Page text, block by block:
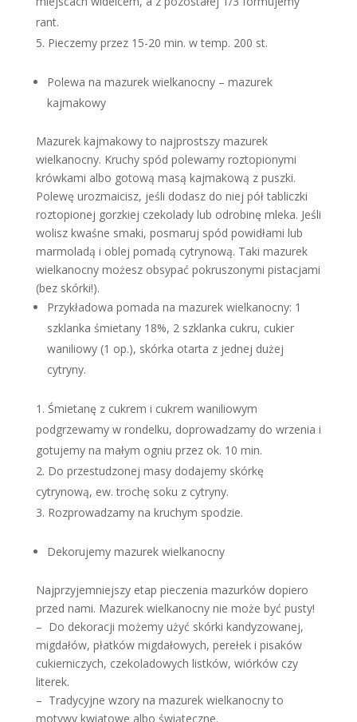
rant.
Pieczemy przez 15-20 min. w temp. 200 st.
Polewa na mazurek wielkanocny – mazurek
kajmakowy
Mazurek kajmakowy to najprostszy mazurek
wielkanocny. Kruchy spód polewamy roztopionymi
krówkami albo gotową masą kajmakową z puszki.
Polewę urozmaicisz, jeśli dodasz do niej pół tabliczki
roztopionej gorzkiej czekolady lub odrobinę mleka. Jeśli
wolisz kwaśne smaki, posmaruj spód powidłami lub
marmoladą i oblej pomadą cytrynową. Taki mazurek
wielkanocny możesz obsypać pokruszonymi pistacjami
(bez skórki!).
Przykładowa pomada na mazurek wielkanocny: 1
szklanka śmietany 18%, 2 szklanka cukru, cukier
waniliowy (1 op.), skórka otarta z jednej dużej
cytryny.
Śmietanę z cukrem i cukrem waniliowym
podgrzewamy w rondelku, doprowadzamy do wrzenia i
gotujemy na małym ogniu przez ok. 10 min.
Do przestudzonej masy dodajemy skórkę
cytrynową, ew. trochę soku z cytryny.
Rozprowadzamy na kruchym spodzie.
Dekorujemy mazurek wielkanocny
Najprzyjemniejszy etap pieczenia mazurków dopiero
przed nami. Mazurek wielkanocny nie może być pusty!
– Do dekoracji możemy użyć skórki kandyzowanej,
migdałów, płatków migdałowych, perełek i pisaków
cukierniczych, czekoladowych listków, wiórków czy
literek.
– Tradycyjne wzory na mazurek wielkanocny to
motywy kwiatowe albo świąteczne.